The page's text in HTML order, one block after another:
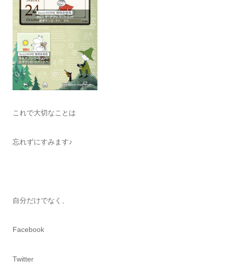
これで大切なことは
忘れずにすみます♪
自分だけでなく、
Facebook
Twitter